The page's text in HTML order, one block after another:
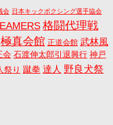
会 日本キックボクシング選手協会
格闘代理戦
極真会館 正道会館 武林風
会 石渡伸太郎引退興行 神戸
祭り 蹴拳 達人 野良犬祭